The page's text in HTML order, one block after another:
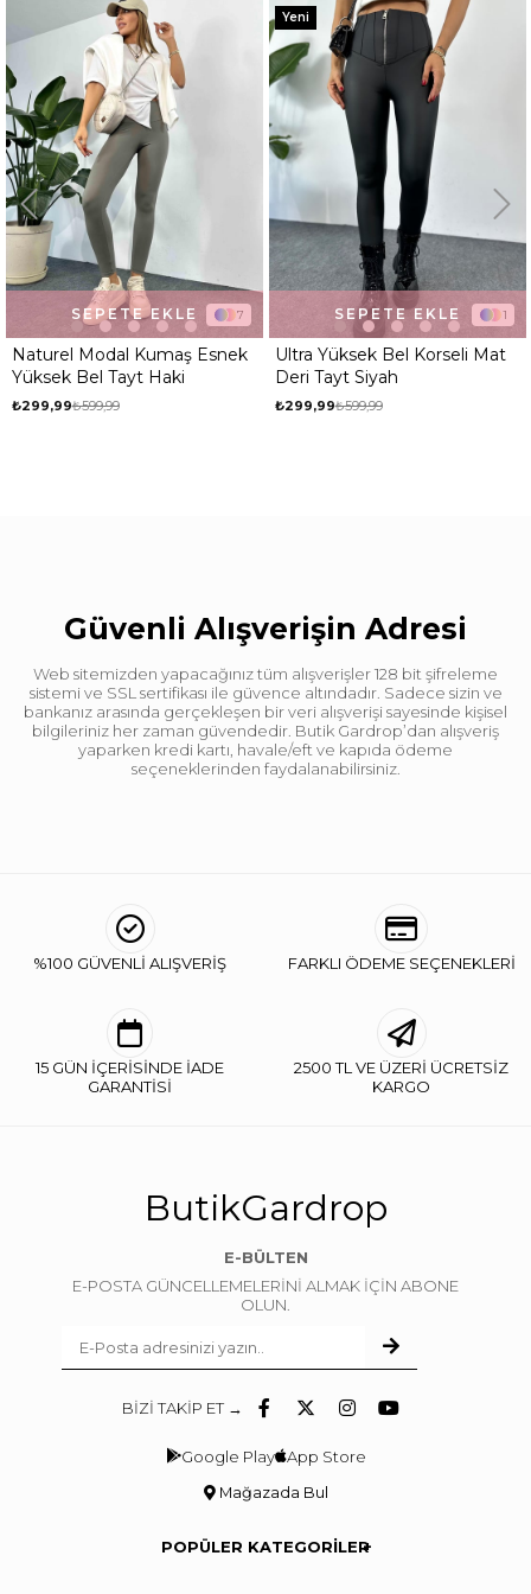
Esnek
Ultra Yüksek Bel Korseli Mat
Deri Tayt Siyah
₺299,99
SEPETE EKLE
Yeni
Naturel Modal
Yüksek Bel Tayt
₺599,99
SEPETE
Güvenli Alışverişin Adresi
Web sitemizden yapacağınız tüm alışverişler 128 bit şifreleme
sistemi ve SSL sertifikası ile güvence altındadır. Sadece sizin ve
bankanız arasında gerçekleşen bir veri alışverişi sayesinde kişisel
bilgileriniz her zaman güvendedir. Butik Gardrop’dan alışveriş
yaparken kredi kartı, havale/eft ve kapıda ödeme
seçeneklerinden faydalanabilirsiniz.
%100 GÜVENLİ ALIŞVERİŞ FARKLI ÖDEME SEÇENEKLERİ
15 GÜN İÇERİSİNDE İADE
GARANTİSİ
2500 TL VE ÜZERİ ÜCRETSİZ
KARGO
ButikGardrop
E-BÜLTEN
E-POSTA GÜNCELLEMELERİNİ ALMAK İÇİN ABONE
OLUN.
BİZİ TAKİP ET →
Google Play App Store
Mağazada Bul
POPÜLER KATEGORİLER